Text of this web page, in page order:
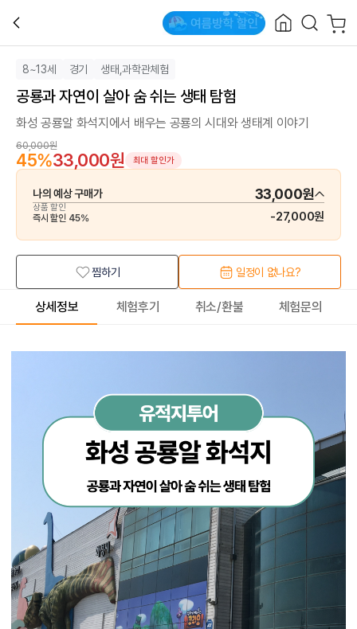
8~13세 경기 생태,과학관체험
공룡과 자연이 살아 숨 쉬는 생태 탐험
화성 공룡알 화석지에서 배우는 공룡의 시대와 생태계 이야기
60,000원
45%33,000원 최대 할인가
나의 예상 구매가 33,000원
상품 할인
즉시 할인 45% -27,000원
찜하기 일정이 없나요?
상세정보 체험후기 취소/환불 체험문의